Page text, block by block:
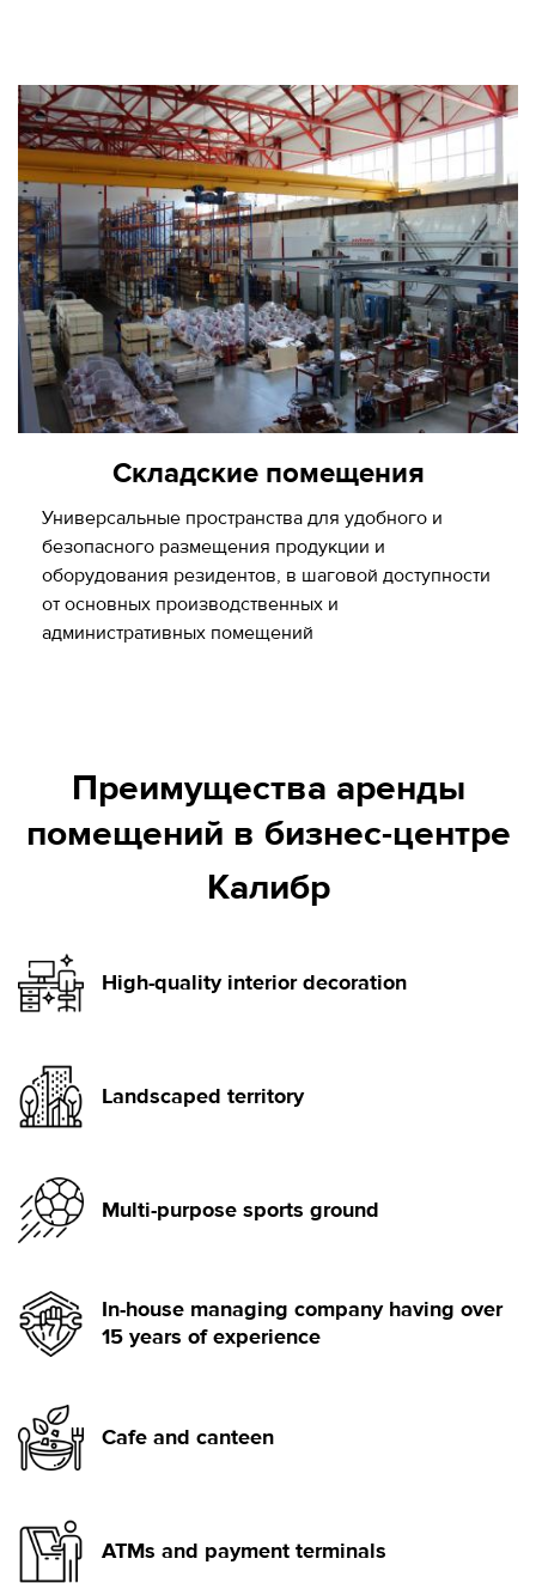
Складские помещения
Универсальные пространства для удобного и
безопасного размещения продукции и
оборудования резидентов, в шаговой доступности
от основных производственных и
административных помещений
Преимущества аренды
помещений в бизнес-центре
Калибр
High-quality interior decoration
Landscaped territory
Multi-purpose sports ground
In-house managing company having over
15 years of experience
Cafe and canteen
ATMs and payment terminals